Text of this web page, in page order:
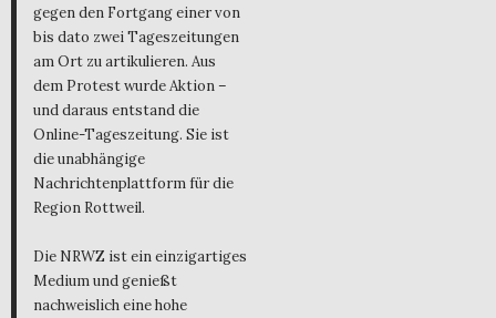
gegen den Fortgang einer von
bis dato zwei Tageszeitungen
am Ort zu artikulieren. Aus
dem Protest wurde Aktion –
und daraus entstand die
Online-Tageszeitung. Sie ist
die unabhängige
Nachrichtenplattform für die
Region Rottweil.
Die NRWZ ist ein einzigartiges
Medium und genießt
nachweislich eine hohe